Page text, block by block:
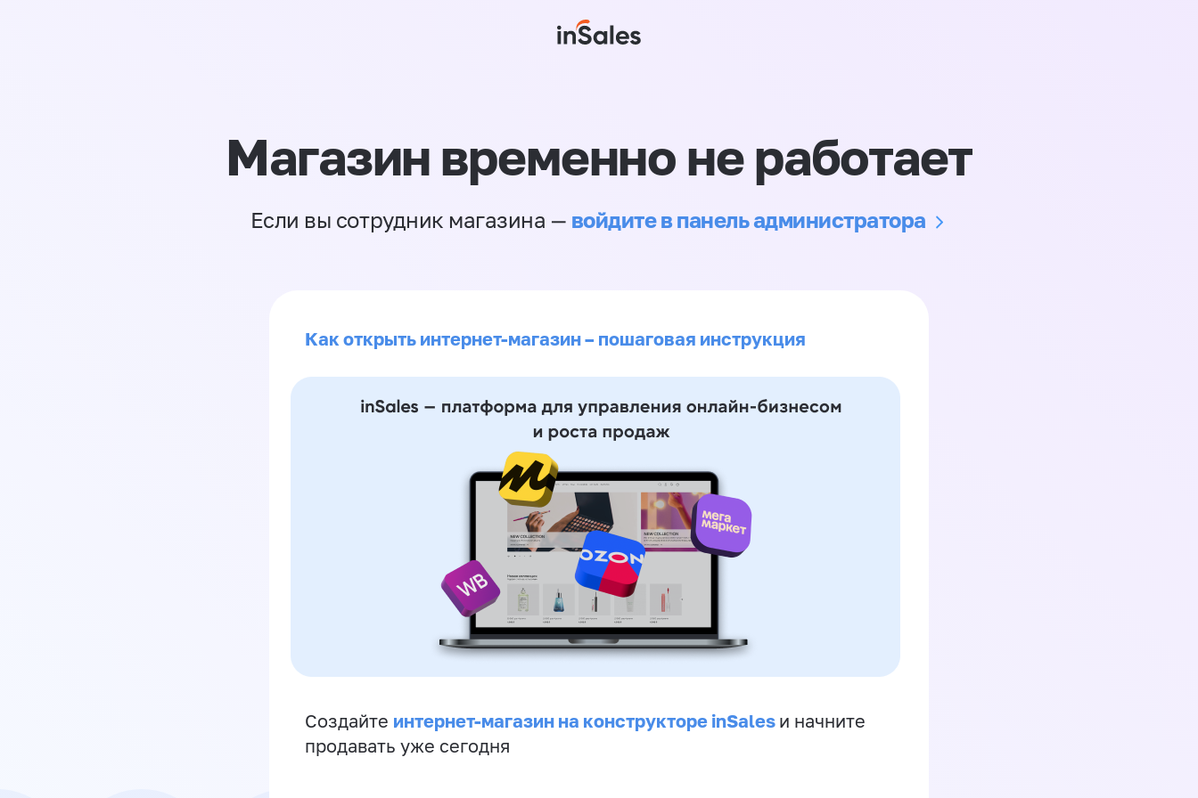
Магазин временно не работает
Если вы сотрудник магазина — войдите в панель администратора
Как открыть интернет-магазин – пошаговая инструкция
Создайте интернет-магазин на конструкторе inSales и начните
продавать уже сегодня